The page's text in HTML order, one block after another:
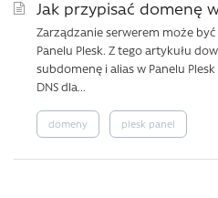
Jak przypisać domenę
Zarządzanie serwerem może być
Panelu Plesk. Z tego artykułu
subdomenę i alias w Panelu
DNS dla...
domeny plesk panel